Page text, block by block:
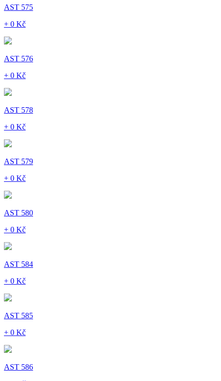
AST 575
+ 0 Kč
AST 576
+ 0 Kč
AST 578
+ 0 Kč
AST 579
+ 0 Kč
AST 580
+ 0 Kč
AST 584
+ 0 Kč
AST 585
+ 0 Kč
AST 586